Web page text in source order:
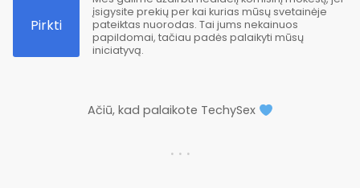
Pirkti
įsigysite prekių per kai kurias mūsų svetainėje
pateiktas nuorodas. Tai jums nekainuos
papildomai, tačiau padės palaikyti mūsų
iniciatyvą.
Ačiū, kad palaikote TechySex
. . .